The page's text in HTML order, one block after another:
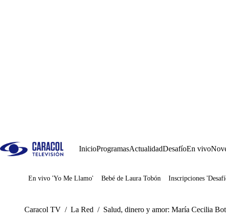
InicioProgramasActualidadDesafíoEn vivo
Juegos
En vivo 'Yo Me Llamo' Bebé de Laura Tobón Inscripciones
Caracol TV / La Red / Salud, dinero y amor: María Cecilia